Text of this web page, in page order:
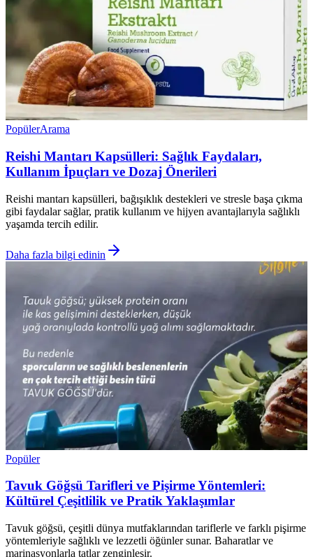
PopülerArama
Reishi Mantarı Kapsülleri: Sağlık Faydaları,
Kullanım İpuçları ve Dozaj Önerileri
Reishi mantarı kapsülleri, bağışıklık destekleri ve stresle başa çıkma
gibi faydalar sağlar, pratik kullanım ve hijyen avantajlarıyla sağlıklı
yaşamda tercih edilir.
Daha fazla bilgi edinin
Popüler
Tavuk Göğsü Tarifleri ve Pişirme Yöntemleri:
Kültürel Çeşitlilik ve Pratik Yaklaşımlar
Tavuk göğsü, çeşitli dünya mutfaklarından tariflerle ve farklı pişirme
yöntemleriyle sağlıklı ve lezzetli öğünler sunar. Baharatlar ve
marinasyonlarla tatlar zenginleşir.